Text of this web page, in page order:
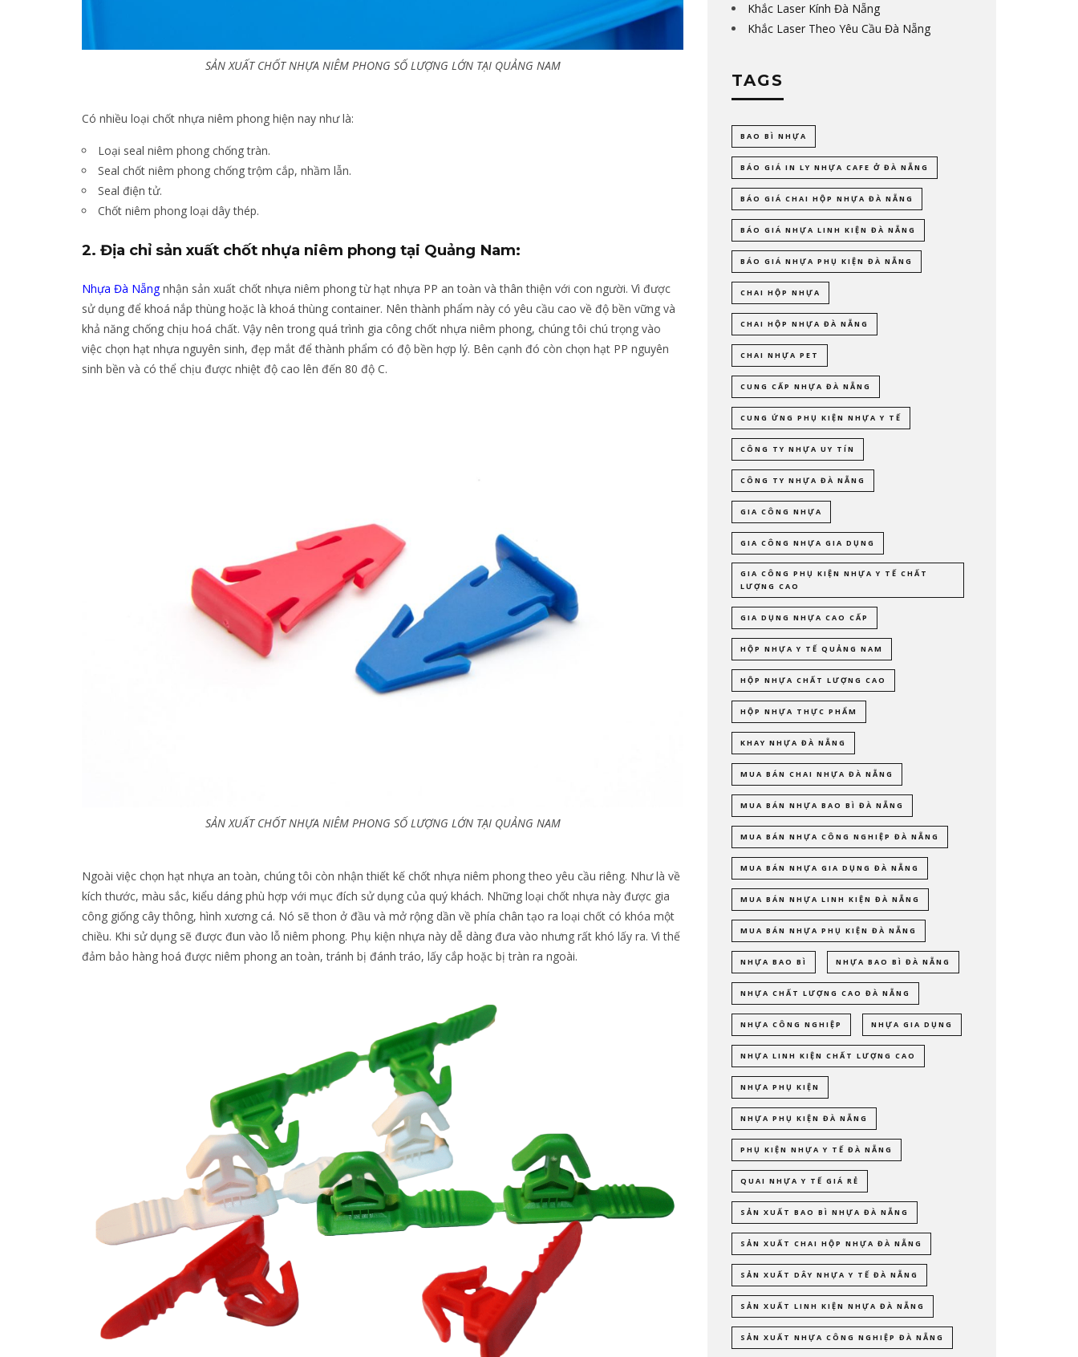
SẢN XUẤT CHỐT NHỰA NIÊM PHONG SỐ LƯỢNG LỚN TẠI QUẢNG NAM
Có nhiều loại chốt nhựa niêm phong hiện nay như là:
Loại seal niêm phong chống tràn.
Seal chốt niêm phong chống trộm cắp, nhầm lẫn.
Seal điện tử.
Chốt niêm phong loại dây thép.
2. Địa chỉ sản xuất chốt nhựa niêm phong tại Quảng Nam:
Nhựa Đà Nẵngnhận sản xuất chốt nhựa niêm phong từ hạt nhựa PP an toàn và thân thiện với con người. Vì được
sử dụng để khoá nắp thùng hoặc là khoá thùng container. Nên thành phẩm này có yêu cầu cao về độ bền vững và
khả năng chống chịu hoá chất. Vậy nên trong quá trình gia công chốt nhựa niêm phong, chúng tôi chú trọng vào
việc chọn hạt nhựa nguyên sinh, đẹp mắt để thành phẩm có độ bền hợp lý. Bên cạnh đó còn chọn hạt PP nguyên
sinh bền và có thể chịu được nhiệt độ cao lên đến 80 độ C.
SẢN XUẤT CHỐT NHỰA NIÊM PHONG SỐ LƯỢNG LỚN TẠI QUẢNG NAM
Ngoài việc chọn hạt nhựa an toàn, chúng tôi còn nhận thiết kế chốt nhựa niêm phong theo yêu cầu riêng. Như là về
kích thước, màu sắc, kiểu dáng phù hợp với mục đích sử dụng của quý khách. Những loại chốt nhựa này được gia
công giống cây thông, hình xương cá. Nó sẽ thon ở đầu và mở rộng dần về phía chân tạo ra loại chốt có khóa một
chiều. Khi sử dụng sẽ được đun vào lỗ niêm phong. Phụ kiện nhựa này dễ dàng đưa vào nhưng rất khó lấy ra. Vì thế
đảm bảo hàng hoá được niêm phong an toàn, tránh bị đánh tráo, lấy cắp hoặc bị tràn ra ngoài.
Khắc Laser Kính Đà Nẵng
Khắc Laser Theo Yêu Cầu Đà Nẵng
TAGS
BAO BÌ NHỰA
BÁO GIÁ IN LY NHỰA CAFE Ở ĐÀ NẴNG
BÁO GIÁ CHAI HỘP NHỰA ĐÀ NẴNG
BÁO GIÁ NHỰA LINH KIỆN ĐÀ NẴNG
BÁO GIÁ NHỰA PHỤ KIỆN ĐÀ NẴNG
CHAI HỘP NHỰA
CHAI HỘP NHỰA ĐÀ NẴNG
CHAI NHỰA PET
CUNG CẤP NHỰA ĐÀ NẴNG
CUNG ỨNG PHỤ KIỆN NHỰA Y TẾ
CÔNG TY NHỰA UY TÍN
CÔNG TY NHỰA ĐÀ NẴNG
GIA CÔNG NHỰA
GIA CÔNG NHỰA GIA DỤNG
GIA CÔNG PHỤ KIỆN NHỰA Y TẾ CHẤT
LƯỢNG CAO
GIA DỤNG NHỰA CAO CẤP
HỘP NHỰA Y TẾ QUẢNG NAM
HỘP NHỰA CHẤT LƯỢNG CAO
HỘP NHỰA THỰC PHẨM
KHAY NHỰA ĐÀ NẴNG
MUA BÁN CHAI NHỰA ĐÀ NẴNG
MUA BÁN NHỰA BAO BÌ ĐÀ NẴNG
MUA BÁN NHỰA CÔNG NGHIỆP ĐÀ NẴNG
MUA BÁN NHỰA GIA DỤNG ĐÀ NẴNG
MUA BÁN NHỰA LINH KIỆN ĐÀ NẴNG
MUA BÁN NHỰA PHỤ KIỆN ĐÀ NẴNG
NHỰA BAO BÌ NHỰA BAO BÌ ĐÀ NẴNG
NHỰA CHẤT LƯỢNG CAO ĐÀ NẴNG
NHỰA CÔNG NGHIỆP NHỰA GIA DỤNG
NHỰA LINH KIỆN CHẤT LƯỢNG CAO
NHỰA PHỤ KIỆN
NHỰA PHỤ KIỆN ĐÀ NẴNG
PHỤ KIỆN NHỰA Y TẾ ĐÀ NẴNG
QUAI NHỰA Y TẾ GIÁ RẺ
SẢN XUẤT BAO BÌ NHỰA ĐÀ NẴNG
SẢN XUẤT CHAI HỘP NHỰA ĐÀ NẴNG
SẢN XUẤT DÂY NHỰA Y TẾ ĐÀ NẴNG
SẢN XUẤT LINH KIỆN NHỰA ĐÀ NẴNG
SẢN XUẤT NHỰA CÔNG NGHIỆP ĐÀ NẴNG